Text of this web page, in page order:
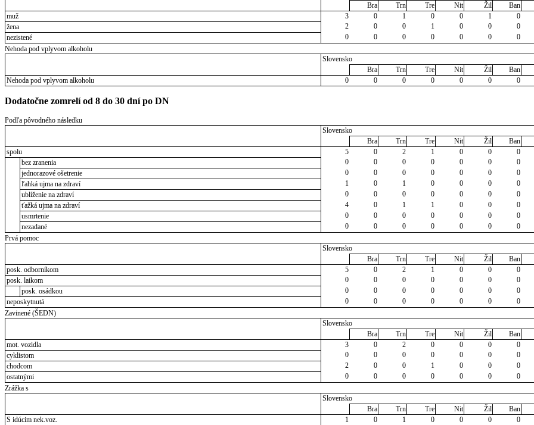
Bra
Trn Tre Nit Žil Ban
muž
3 0 1 0 0 1 0
žena
2 0 0 1 0 0 0
nezistené
0 0 0 0 0 0 0
Nehoda pod vplyvom alkoholu
Slovensko
Bra
Trn Tre Nit Žil Ban
Nehoda pod vplyvom alkoholu
0 0 0 0 0 0 0
Dodatočne zomrelí od 8 do 30 dní po DN
Podľa pôvodného následku
Slovensko
Bra
Trn Tre Nit Žil Ban
spolu
5 0 2 1 0 0 0
bez zranenia
0 0 0 0 0 0 0
jednorazové ošetrenie
0 0 0 0 0 0 0
ľahká ujma na zdraví
1 0 1 0 0 0 0
ublíženie na zdraví
0 0 0 0 0 0 0
ťažká ujma na zdraví
4 0 1 1 0 0 0
usmrtenie
0 0 0 0 0 0 0
nezadané
0 0 0 0 0 0 0
Prvá pomoc
Slovensko
Bra
Trn Tre Nit Žil Ban
posk. odborníkom
5 0 2 1 0 0 0
posk. laikom
0 0 0 0 0 0 0
posk. osádkou
0 0 0 0 0 0 0
neposkytnutá
0 0 0 0 0 0 0
Zavinené (ŠEDN)
Slovensko
Bra
Trn Tre Nit Žil Ban
mot. vozidla
3 0 2 0 0 0 0
cyklistom
0 0 0 0 0 0 0
chodcom
2 0 0 1 0 0 0
ostatnými
0 0 0 0 0 0 0
Zrážka s
Slovensko
Bra
Trn Tre Nit Žil Ban
S idúcim nek.voz.
1 0 1 0 0 0 0